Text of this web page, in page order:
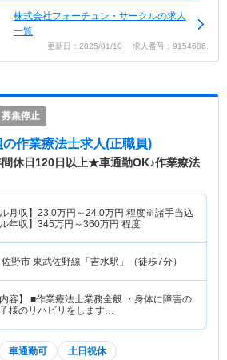
株式会社フォーチュン・サークルの求人
一覧
更新日：2025/01/10 求人番号：9154686
募集停止
の作業療法士求人(正職員)
間休日120日以上★車通勤OK♪作業療法
月収】 23.0万円～24.0万円 程度※諸手当込
年収】 345万円～360万円 程度
野市 東武佐野線「吉水駅」（徒歩7分）
内容】 ■作業療法士業務全般 ・身体に障害の
様のリハビリをします…
車通勤可 土日祝休